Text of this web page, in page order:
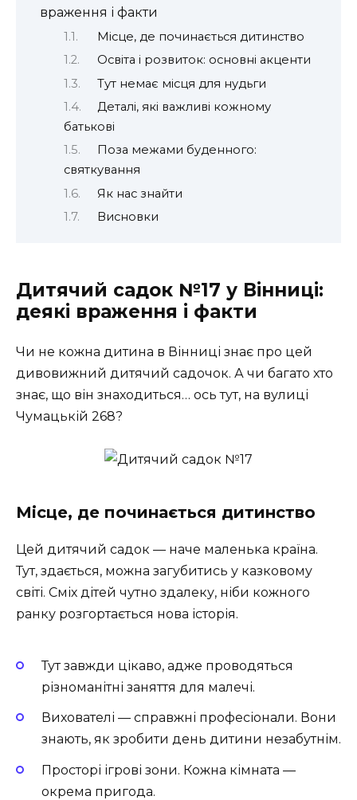
враження і факти
Місце, де починається дитинство
Освіта і розвиток: основні акценти
Тут немає місця для нудьги
Деталі, які важливі кожному
батькові
Поза межами буденного:
святкування
Як нас знайти
Висновки
Дитячий садок №17 у Вінниці:
деякі враження і факти
Чи не кожна дитина в Вінниці знає про цей
дивовижний дитячий садочок. А чи багато хто
знає, що він знаходиться… ось тут, на вулиці
Чумацькій 268?
Місце, де починається дитинство
Цей дитячий садок — наче маленька країна.
Тут, здається, можна загубитись у казковому
світі. Сміх дітей чутно здалеку, ніби кожного
ранку розгортається нова історія.
Тут завжди цікаво, адже проводяться
різноманітні заняття для малечі.
Вихователі — справжні професіонали. Вони
знають, як зробити день дитини незабутнім.
Просторі ігрові зони. Кожна кімната —
окрема пригода.